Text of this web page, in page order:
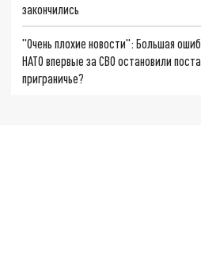
закончились
"Очень плохие новости": Большая
НАТО впервые за СВО остановили
приграничье?